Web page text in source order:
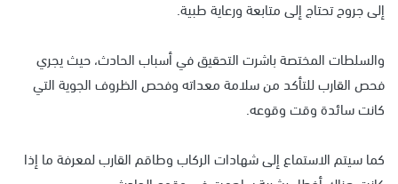
إلى جروح تحتاج إلى متابعة ورعاية طبية.
والسلطات المختصة باشرت التحقيق في أسباب الحادث، حيث يجري
فحص القارب للتأكد من سلامة معداته وفحص الظروف الجوية التي
كانت سائدة وقت وقوعه.
كما سيتم الاستماع إلى شهادات الركاب وطاقم القارب لمعرفة ما إذا